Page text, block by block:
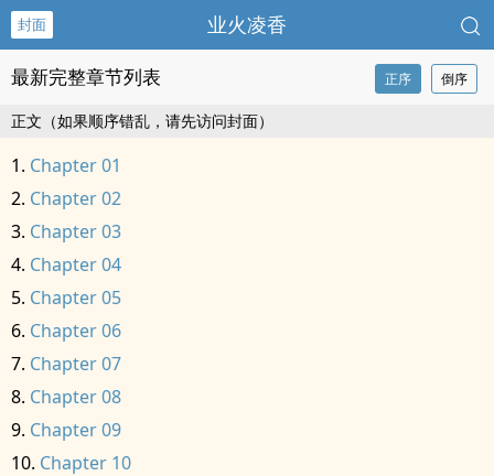
封面 业火凌香
最新完整章节列表 正序 倒序
正文（如果顺序错乱，请先访问封面）
Chapter 01
Chapter 02
Chapter 03
Chapter 04
Chapter 05
Chapter 06
Chapter 07
Chapter 08
Chapter 09
Chapter 10